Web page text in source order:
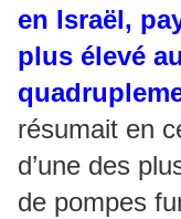
en Israël,
plus élevé
résumait en
d’une des
de pompes